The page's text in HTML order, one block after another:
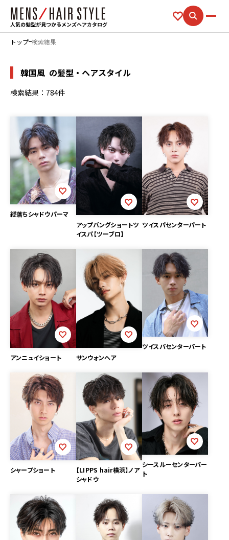
人気の髪型が見つかるメンズヘアカタログ
トップ 検索結果
韓国風 の髪型・ヘアスタイル
検索結果：784件
縦落ちシャドウパーマ
アップバングショートツ
イスパ【ツーブロ】
ツイスパセンターパート
アンニュイショート サンウォンヘア
ツイスパセンターパート
シャープショート
【LIPPS hair横浜】ノア
シャドウ
シースルーセンターパー
ト